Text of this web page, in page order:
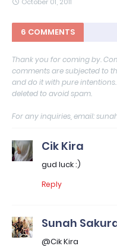
6 COMMENTS
Thank you for coming by.
comments are subjected to
and do it with pure
deleted to avoid spam.
For any inquiries, email:
Cik Kira
gud luck :)
Reply
Sunah
@Cik Kira